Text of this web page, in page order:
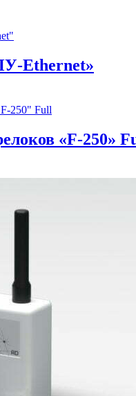
Ethernet»
«F-250»